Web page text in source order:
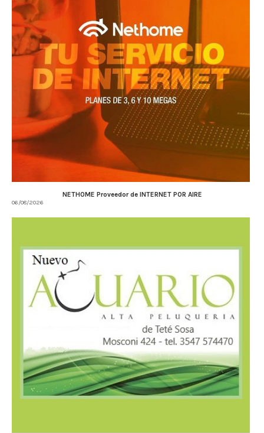
NETHOME Proveedor de INTERNET POR AIRE
06/08/2026